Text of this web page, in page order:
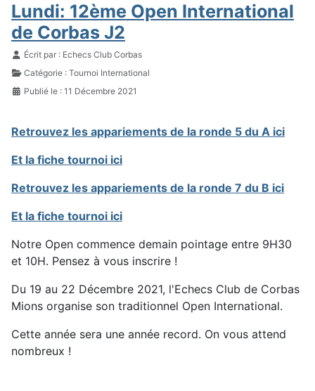
Lundi: 12ème Open International
de Corbas J2
Détails
Écrit par : Echecs Club Corbas
Catégorie : Tournoi International
Publié le : 11 Décembre 2021
Retrouvez les appariements de la ronde 5 du A ici
Et la fiche tournoi ici
Retrouvez les appariements de la ronde 7 du B ici
Et la fiche tournoi ici
Notre Open commence demain pointage entre 9H30
et 10H. Pensez à vous inscrire !
Du 19 au 22 Décembre 2021, l'Echecs Club de Corbas
Mions organise son traditionnel Open International.
Cette année sera une année record. On vous attend
nombreux !